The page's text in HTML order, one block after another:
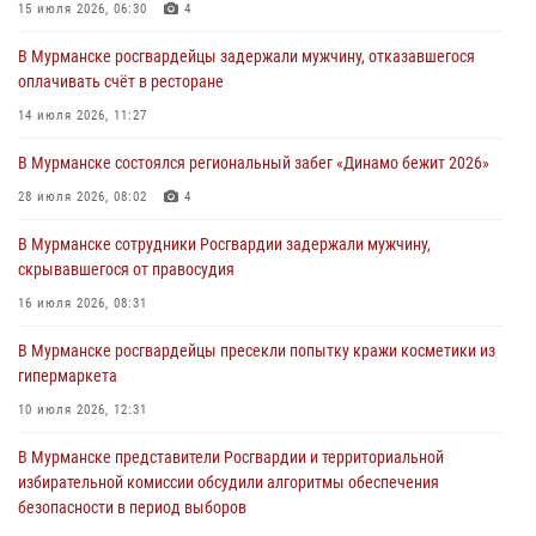
города Кандалакши
Сотрудники Росгвардии провели инструктаж по
антитеррористической защищенности для членов избирательных
31 июля 2026, 08:48 3
ресторане
30 июля 2026, 14:09
тактическое занятие совместно с МЧС России
30 июля 2026, 14:05
15 июля 2026, 06:30 4
В Мурманске росгвардейцы задержали мужчину, отказавшегося
оплачивать счёт в ресторане
14 июля 2026, 11:27
В Мурманске состоялся региональный забег «Динамо бежит 2026»
28 июля 2026, 08:02 4
В Мурманске сотрудники Росгвардии задержали мужчину,
скрывавшегося от правосудия
16 июля 2026, 08:31
В Мурманске росгвардейцы пресекли попытку кражи косметики из
гипермаркета
10 июля 2026, 12:31
В Мурманске представители Росгвардии и территориальной
избирательной комиссии обсудили алгоритмы обеспечения
безопасности в период выборов